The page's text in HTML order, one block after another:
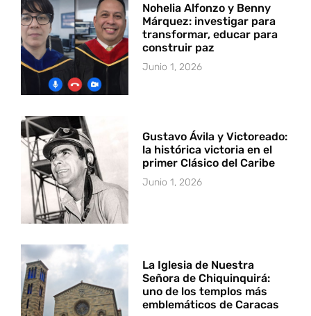
Nohelia Alfonzo y Benny
Márquez: investigar para
transformar, educar para
construir paz
Junio 1, 2026
Gustavo Ávila y Victoreado:
la histórica victoria en el
primer Clásico del Caribe
Junio 1, 2026
La Iglesia de Nuestra
Señora de Chiquinquirá:
uno de los templos más
emblemáticos de Caracas